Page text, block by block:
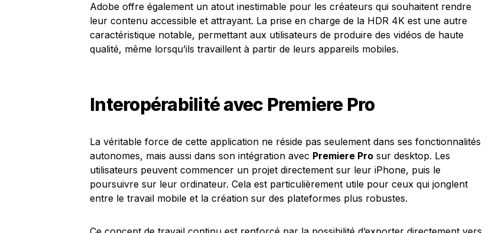
Adobe offre également un atout inestimable pour les créateurs qui souhaitent rendre
leur contenu accessible et attrayant. La prise en charge de la HDR 4K est une autre
caractéristique notable, permettant aux utilisateurs de produire des vidéos de haute
qualité, même lorsqu’ils travaillent à partir de leurs appareils mobiles.
Interopérabilité avec Premiere Pro
La véritable force de cette application ne réside pas seulement dans ses fonctionnalités
autonomes, mais aussi dans son intégration avec Premiere Pro sur desktop. Les
utilisateurs peuvent commencer un projet directement sur leur iPhone, puis le
poursuivre sur leur ordinateur. Cela est particulièrement utile pour ceux qui jonglent
entre le travail mobile et la création sur des plateformes plus robustes.